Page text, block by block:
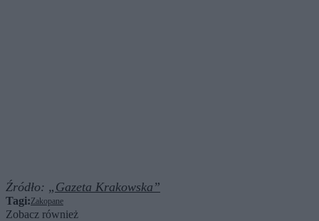
Źródło: „Gazeta Krakowska”
Tagi:Zakopane
Zobacz również